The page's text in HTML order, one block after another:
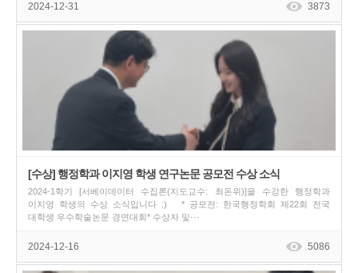
2024-12-31 3873
[수상] 행정학과 이지영 학생 연구논문 공모전 수상 소식
2024-1학기 [서베이데이터 수집론(지도교수: 최돈위)]을 수강한 행정학과
이지영 학생의 수상 소식입니다 :) * 공모전: 한국행정학회 제22회 전국
대학생 우수학술논문 경연대회* 수상자 및···
2024-12-16 5086